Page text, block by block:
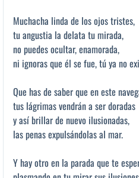
Muchacha linda de los ojos tristes,
tu angustia la delata tu mirada,
no puedes ocultar, enamorada,
ni ignoras que él se fue, tú ya no
Que has de saber que en este
tus lágrimas vendrán a ser doradas
y así brillar de nuevo ilusionadas,
las penas expulsándolas al mar.
Y hay otro en la parada que te